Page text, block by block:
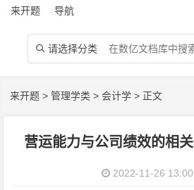
来开题 导航
 请选择分类
来开题 >管理学类 >会计学 > 正文
营运能力与公司绩效的相
2022-11-26